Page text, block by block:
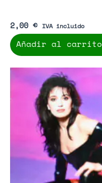
2,00 € IVA incluido
Añadir al carrito